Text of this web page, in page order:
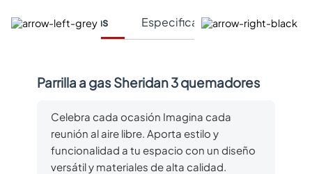
Características Especificaciones Técnicas
Parrilla a gas Sheridan 3 quemadores
Celebra cada ocasión Imagina cada
reunión al aire libre. Aporta estilo y
funcionalidad a tu espacio con un diseño
versátil y materiales de alta calidad.